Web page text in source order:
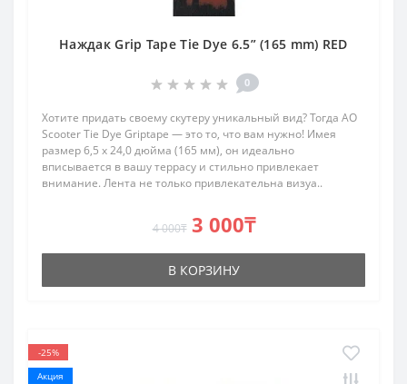
Наждак Grip Tape Tie Dye 6.5” (165 mm) RED
0
Хотите придать своему скутеру уникальный вид? Тогда AO
Scooter Tie Dye Griptape — это то, что вам нужно! Имея
размер 6,5 x 24,0 дюйма (165 мм), он идеально
вписывается в вашу террасу и стильно привлекает
внимание. Лента не только привлекательна визуа..
4 000₸ 3 000₸
В КОРЗИНУ
-25%
Акция